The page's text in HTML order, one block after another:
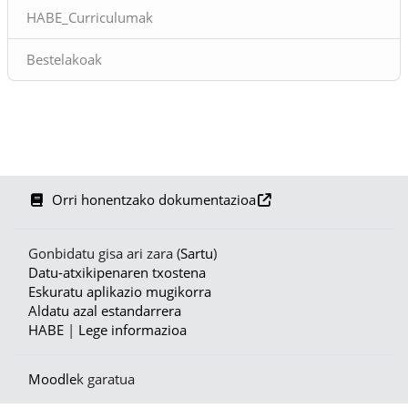
HABE_Curriculumak
Bestelakoak
Orri honentzako dokumentazioa
Gonbidatu gisa ari zara (Sartu)
Datu-atxikipenaren txostena
Eskuratu aplikazio mugikorra
Aldatu azal estandarrera
HABE | Lege informazioa
Moodlek garatua